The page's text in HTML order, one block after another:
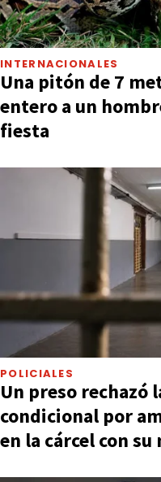
INTERNACIONALES
Una pitón de 7
entero a un
fiesta
POLICIALES
Un preso rechazó
condicional por
en la cárcel con su